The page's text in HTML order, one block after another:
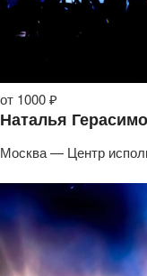
от 1000 ₽
Наталья
Москва — Центр